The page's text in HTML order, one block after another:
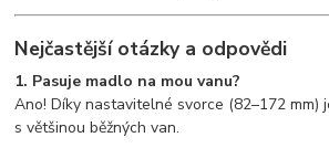
Nejčastější otázky a odpovědi
1. Pasuje madlo na mou vanu?
Ano! Díky nastavitelné svorce (82–172 mm)
s většinou běžných van.